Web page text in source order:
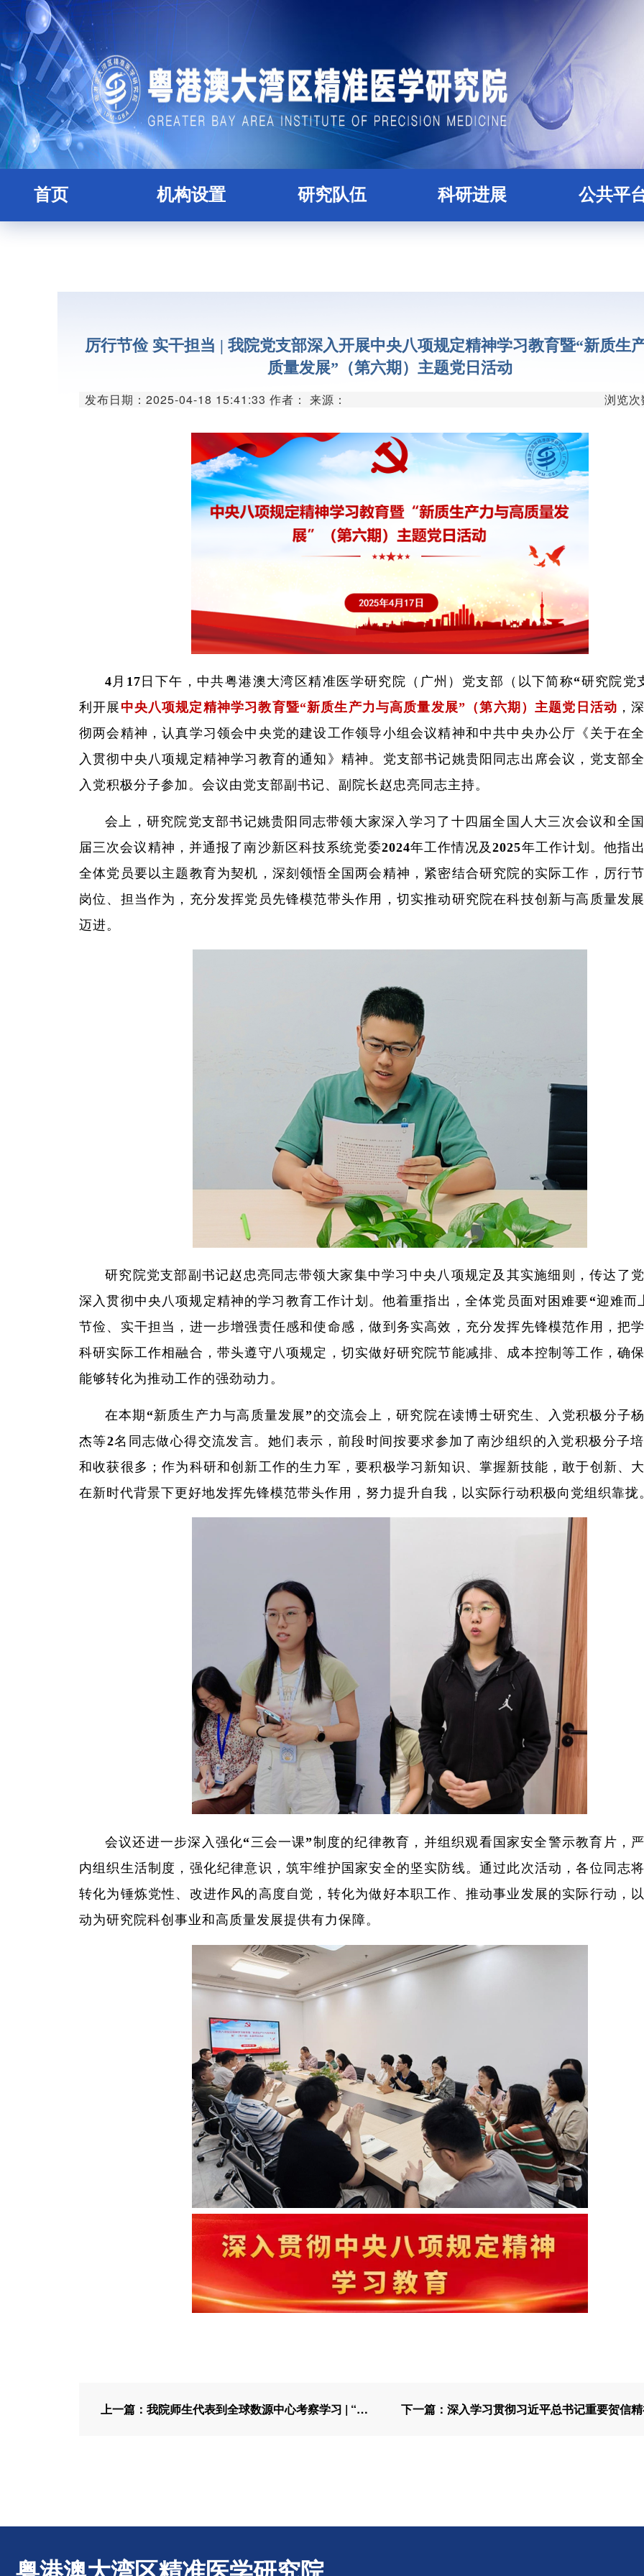
首页 机构设置 研究队伍 科研进展 公共平
分子与细胞影像
创新医疗器械平
创新药物临床前研
厉行节俭 实干担当 | 我院党支部深入开展中央八项规定精神学习教育暨“新质生
质量发展”（第六期）主题党日活动
发布日期：2025-04-18 15:41:33 作者： 来源： 浏览
4月17日下午，中共粤港澳大湾区精准医学研究院（广州）党支部（以下简称“研究院党
利开展 中央八项规定精神学习教育暨“新质生产力与高质量发展”（第六期）主题党日活动 ，
彻两会精神，认真学习领会中央党的建设工作领导小组会议精神和中共中央办公厅《关于在
入贯彻中央八项规定精神学习教育的通知》精神。党支部书记姚贵阳同志出席会议，党支部全
入党积极分子参加。会议由党支部副书记、副院长赵忠亮同志主持。
会上，研究院党支部书记姚贵阳同志带领大家深入学习了十四届全国人大三次会议和全
届三次会议精神，并通报了南沙新区科技系统党委2024年工作情况及2025年工作计划。他指
全体党员要以主题教育为契机，深刻领悟全国两会精神，紧密结合研究院的实际工作，厉行
岗位、担当作为，充分发挥党员先锋模范带头作用，切实推动研究院在科技创新与高质量发
迈进。
研究院党支部副书记赵忠亮同志带领大家集中学习中央八项规定及其实施细则，传达了
深入贯彻中央八项规定精神的学习教育工作计划。他着重指出，全体党员面对困难要“迎难而
节俭、实干担当，进一步增强责任感和使命感，做到务实高效，充分发挥先锋模范作用，把
科研实际工作相融合，带头遵守八项规定，切实做好研究院节能减排、成本控制等工作，确
能够转化为推动工作的强劲动力。
在本期“新质生产力与高质量发展”的交流会上，研究院在读博士研究生、入党积极分子
杰等2名同志做心得交流发言。她们表示，前段时间按要求参加了南沙组织的入党积极分子
和收获很多；作为科研和创新工作的生力军，要积极学习新知识、掌握新技能，敢于创新、大
在新时代背景下更好地发挥先锋模范带头作用，努力提升自我，以实际行动积极向党组织靠拢
会议还进一步深入强化“三会一课”制度的纪律教育，并组织观看国家安全警示教育片，
内组织生活制度，强化纪律意识，筑牢维护国家安全的坚实防线。通过此次活动，各位同志
转化为锤炼党性、改进作风的高度自觉，转化为做好本职工作、推动事业发展的实际行动，
动为研究院科创事业和高质量发展提供有力保障。
上一篇：我院师生代表到全球数源中心考察学习 | “新质生产力与高质量发展”（第五期）主题党日活动